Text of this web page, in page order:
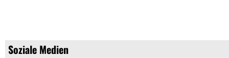
Soziale Medien